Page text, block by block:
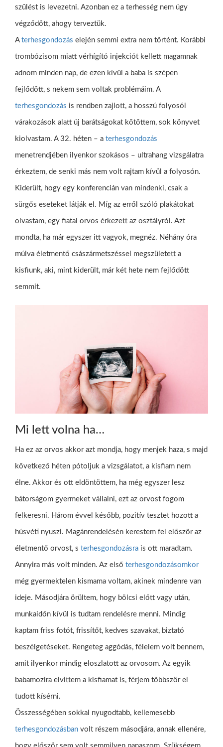
szülést is levezetni. Azonban ez a terhesség nem úgy
végződött, ahogy terveztük.
A terhesgondozás elején semmi extra nem történt. Korábbi
trombózisom miatt vérhígító injekciót kellett magamnak
adnom minden nap, de ezen kívül a baba is szépen
fejlődött, s nekem sem voltak problémáim. A
terhesgondozás is rendben zajlott, a hosszú folyosói
várakozások alatt új barátságokat kötöttem, sok könyvet
kiolvastam. A 32. héten – a terhesgondozás
menetrendjében ilyenkor szokásos – ultrahang vizsgálatra
érkeztem, de senki más nem volt rajtam kívül a folyosón.
Kiderült, hogy egy konferencián van mindenki, csak a
sürgős eseteket látják el. Míg az erről szóló plakátokat
olvastam, egy fiatal orvos érkezett az osztályról. Azt
mondta, ha már egyszer itt vagyok, megnéz. Néhány óra
múlva életmentő császármetszéssel megszületett a
kisfiunk, aki, mint kiderült, már két hete nem fejlődött
semmit.
Mi lett volna ha…
Ha ez az orvos akkor azt mondja, hogy menjek haza, s majd
következő héten pótoljuk a vizsgálatot, a kisfiam nem
élne. Akkor és ott eldöntöttem, ha még egyszer lesz
bátorságom gyermeket vállalni, ezt az orvost fogom
felkeresni. Három évvel később, pozitív tesztet hozott a
húsvéti nyuszi. Magánrendelésén kerestem fel először az
életmentő orvost, s terhesgondozásra is ott maradtam.
Annyira más volt minden. Az első terhesgondozásomkor
még gyermektelen kismama voltam, akinek mindenre van
ideje. Másodjára örültem, hogy bölcsi előtt vagy után,
munkaidőn kívül is tudtam rendelésre menni. Mindig
kaptam friss fotót, frissítőt, kedves szavakat, biztató
beszélgetéseket. Rengeteg aggódás, félelem volt bennem,
amit ilyenkor mindig eloszlatott az orvosom. Az egyik
babamozira elvittem a kisfiamat is, férjem többször el
tudott kísérni.
Összességében sokkal nyugodtabb, kellemesebb
terhesgondozásban volt részem másodjára, annak ellenére,